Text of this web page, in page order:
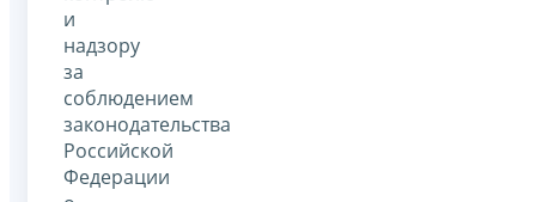
и
надзору
за
соблюдением
законодательства
Российской
Федерации